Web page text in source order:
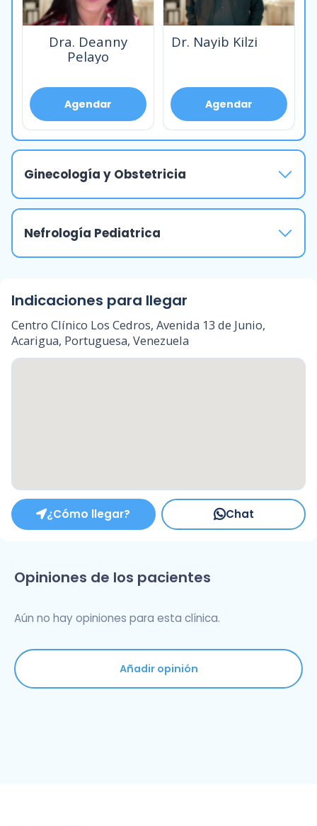
Dra. Deanny
Pelayo
Agendar
Dr. Nayib Kilzi
Agendar
Ginecología y Obstetricia
Nefrología Pediatrica
Indicaciones para llegar
Centro Clínico Los Cedros, Avenida 13 de Junio,
Acarigua, Portuguesa, Venezuela
¿Cómo llegar? Chat
Opiniones de los pacientes
Aún no hay opiniones para esta clínica.
Añadir opinión